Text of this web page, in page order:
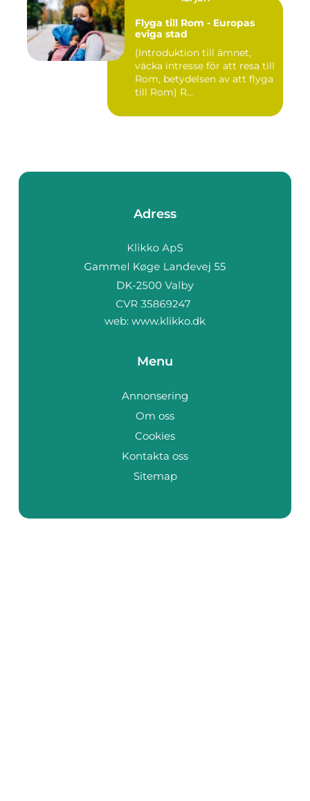
Flyga till Rom - Europas
eviga stad
(Introduktion till ämnet,
väcka intresse för att resa till
Rom, betydelsen av att flyga
till Rom) R...
Adress
web: www.klikko.dk
Menu
Annonsering
Om oss
Cookies
Kontakta oss
Sitemap